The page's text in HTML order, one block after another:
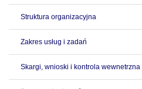
Struktura organizacyjna
Zakres usług i zadań
Skargi, wnioski i kontrola wewnetrzna